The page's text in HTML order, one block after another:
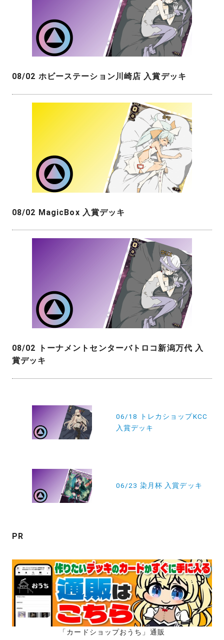
08/02 ホビーステーション川崎店 入賞デッキ
08/02 MagicBox 入賞デッキ
08/02 トーナメントセンターバトロコ新潟万代 入
賞デッキ
ン
06/18 トレカショップKCC
入賞デッキ
06/23 染月杯 入賞デッキ
PR
「カードショップおうち」通販